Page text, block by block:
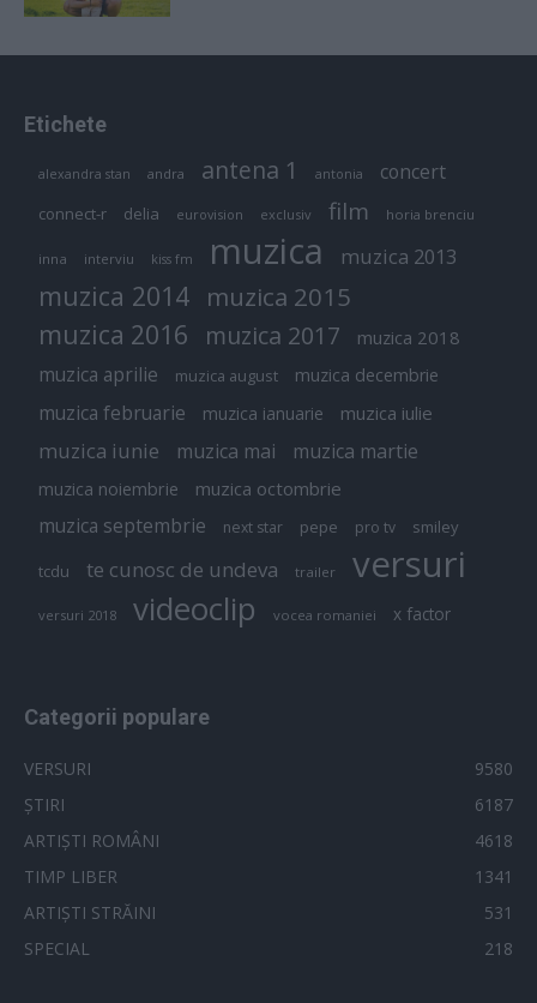
Etichete
alexandra stan andra antena 1 antonia concert
connect-r delia eurovision exclusiv film horia brenciu
inna interviu kiss fm muzica muzica 2013
muzica 2014 muzica 2015
muzica 2016 muzica 2017 muzica 2018
muzica aprilie muzica august muzica decembrie
muzica februarie muzica ianuarie muzica iulie
muzica iunie muzica mai muzica martie
muzica noiembrie muzica octombrie
muzica septembrie next star pepe pro tv smiley
tcdu te cunosc de undeva trailer versuri
versuri 2018 videoclip vocea romaniei x factor
Categorii populare
VERSURI
9580
ȘTIRI
6187
ARTIȘTI ROMÂNI
4618
TIMP LIBER
1341
ARTIȘTI STRĂINI
531
SPECIAL
218